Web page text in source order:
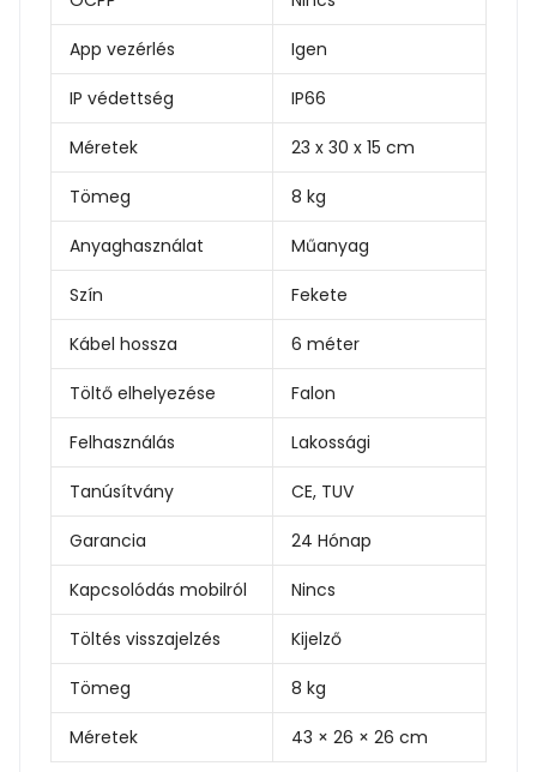
App vezérlés Igen
IP védettség IP66
Méretek 23 x 30 x 15 cm
Tömeg 8 kg
Anyaghasználat Műanyag
Szín Fekete
Kábel hossza 6 méter
Töltő elhelyezése Falon
Felhasználás Lakossági
Tanúsítvány CE, TUV
Garancia 24 Hónap
Kapcsolódás mobilról Nincs
Töltés visszajelzés Kijelző
Tömeg 8 kg
Méretek 43 × 26 × 26 cm